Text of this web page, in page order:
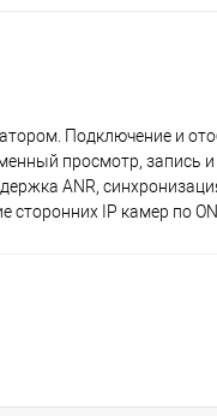
Подключение и
просмотр, запись и
ANR,
IP камер по